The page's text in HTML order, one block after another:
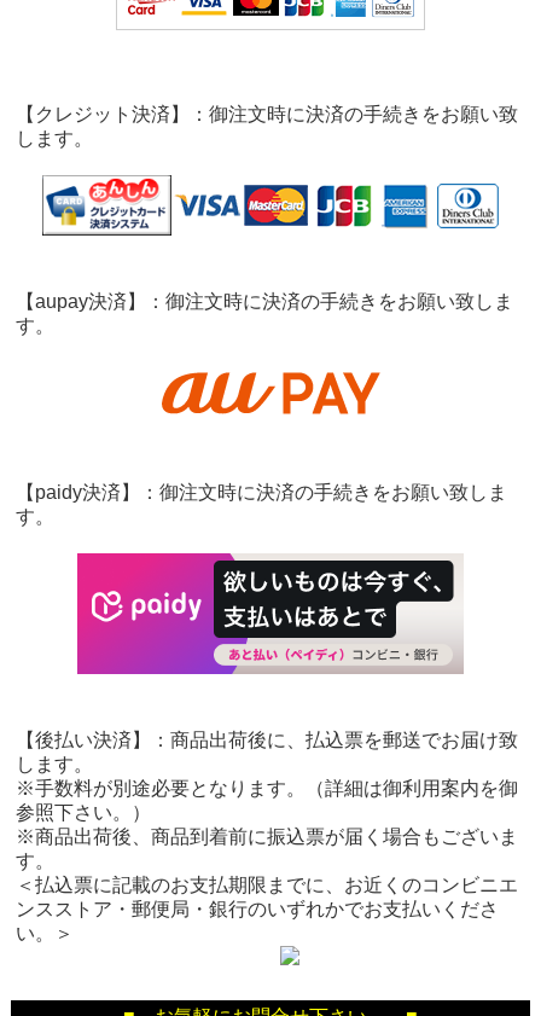
【クレジット決済】：御注文時に決済の手続きをお願い致
します。
【aupay決済】：御注文時に決済の手続きをお願い致しま
す。
【paidy決済】：御注文時に決済の手続きをお願い致しま
す。
【後払い決済】：商品出荷後に、払込票を郵送でお届け致
します。
※手数料が別途必要となります。（詳細は御利用案内を御
参照下さい。）
※商品出荷後、商品到着前に振込票が届く場合もございま
す。
＜払込票に記載のお支払期限までに、お近くのコンビニエ
ンスストア・郵便局・銀行のいずれかでお支払いくださ
い。＞